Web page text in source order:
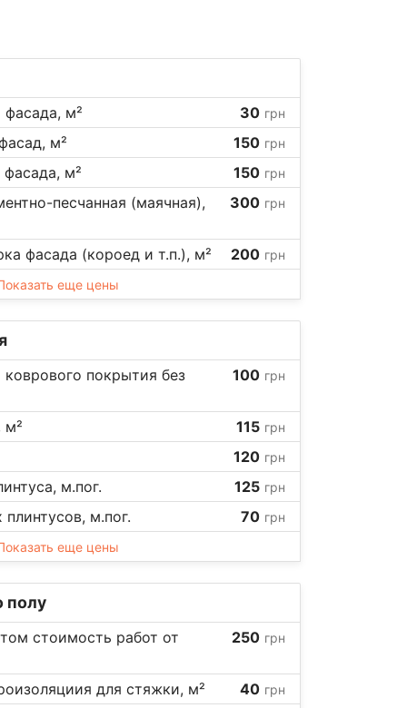
фасада, м² 30 грн
м² 150 грн
м² 150 грн
песчанная (маячная), 300 грн
фасада (короед и т.п.), м² 200 грн
еще цены
покрытия без 100 грн
м² 115 грн
120 грн
м.пог. 125 грн
м.пог. 70 грн
еще цены
полу
стоимость работ от 250 грн
для стяжки, м² 40 грн